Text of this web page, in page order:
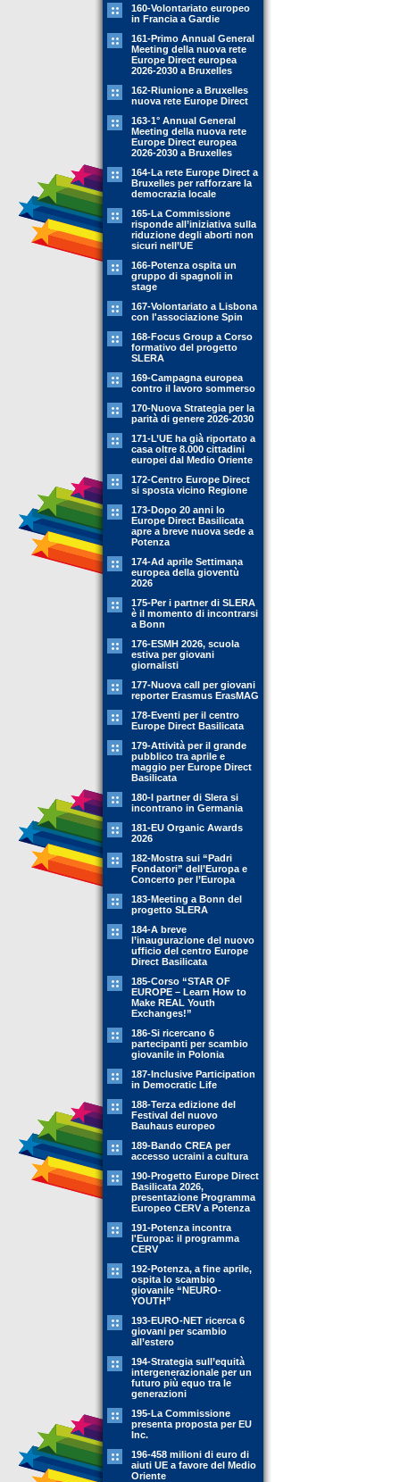
160-Volontariato europeo
in Francia a Gardie
161-Primo Annual General
Meeting della nuova rete
Europe Direct europea
2026-2030 a Bruxelles
162-Riunione a Bruxelles
nuova rete Europe Direct
163-1° Annual General
Meeting della nuova rete
Europe Direct europea
2026-2030 a Bruxelles
164-La rete Europe Direct a
Bruxelles per rafforzare la
democrazia locale
165-La Commissione
risponde all’iniziativa sulla
riduzione degli aborti non
sicuri nell’UE
166-Potenza ospita un
gruppo di spagnoli in
stage
167-Volontariato a Lisbona
con l'associazione Spin
168-Focus Group a Corso
formativo del progetto
SLERA
169-Campagna europea
contro il lavoro sommerso
170-Nuova Strategia per la
parità di genere 2026-2030
171-L’UE ha già riportato a
casa oltre 8.000 cittadini
europei dal Medio Oriente
172-Centro Europe Direct
si sposta vicino Regione
173-Dopo 20 anni lo
Europe Direct Basilicata
apre a breve nuova sede a
Potenza
174-Ad aprile Settimana
europea della gioventù
2026
175-Per i partner di SLERA
è il momento di incontrarsi
a Bonn
176-ESMH 2026, scuola
estiva per giovani
giornalisti
177-Nuova call per giovani
reporter Erasmus ErasMAG
178-Eventi per il centro
Europe Direct Basilicata
179-Attività per il grande
pubblico tra aprile e
maggio per Europe Direct
Basilicata
180-I partner di Slera si
incontrano in Germania
181-EU Organic Awards
2026
182-Mostra sui “Padri
Fondatori” dell’Europa e
Concerto per l’Europa
183-Meeting a Bonn del
progetto SLERA
184-A breve
l’inaugurazione del nuovo
ufficio del centro Europe
Direct Basilicata
185-Corso “STAR OF
EUROPE – Learn How to
Make REAL Youth
Exchanges!”
186-Si ricercano 6
partecipanti per scambio
giovanile in Polonia
187-Inclusive Participation
in Democratic Life
188-Terza edizione del
Festival del nuovo
Bauhaus europeo
189-Bando CREA per
accesso ucraini a cultura
190-Progetto Europe Direct
Basilicata 2026,
presentazione Programma
Europeo CERV a Potenza
191-Potenza incontra
l'Europa: il programma
CERV
192-Potenza, a fine aprile,
ospita lo scambio
giovanile “NEURO-
YOUTH”
193-EURO-NET ricerca 6
giovani per scambio
all’estero
194-Strategia sull’equità
intergenerazionale per un
futuro più equo tra le
generazioni
195-La Commissione
presenta proposta per EU
Inc.
196-458 milioni di euro di
aiuti UE a favore del Medio
Oriente